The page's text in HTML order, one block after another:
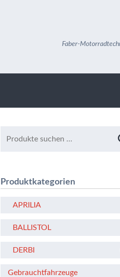
Faber-
Produktkategorien
APRILIA
BALLISTOL
DERBI
Gebrauchtfahrzeuge